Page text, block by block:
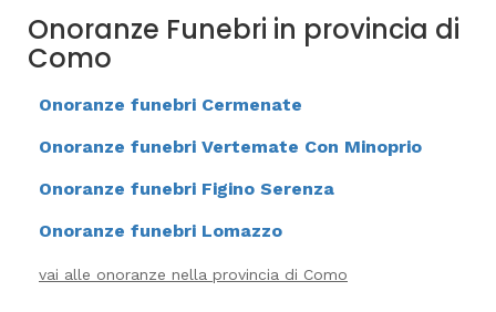
Onoranze Funebri in provincia di
Como
Onoranze funebri Cermenate
Onoranze funebri Vertemate Con Minoprio
Onoranze funebri Figino Serenza
Onoranze funebri Lomazzo
vai alle onoranze nella provincia di Como